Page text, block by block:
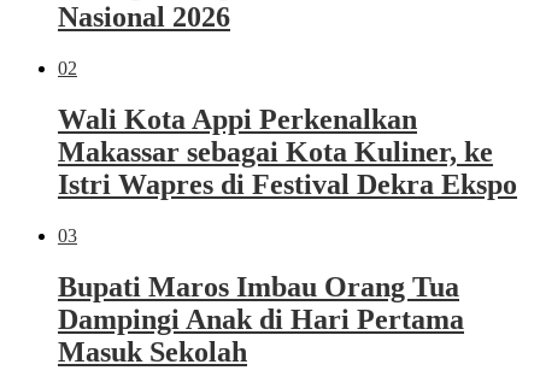
Nasional 2026
02
Wali Kota Appi Perkenalkan
Makassar sebagai Kota Kuliner, ke
Istri Wapres di Festival Dekra Ekspo
03
Bupati Maros Imbau Orang Tua
Dampingi Anak di Hari Pertama
Masuk Sekolah